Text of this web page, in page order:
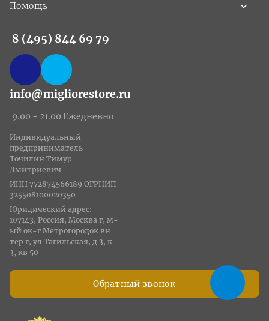
Помощь
8 (495) 844 69 79
info@migliorestore.ru
9.00 - 21.00 Ежедневно
Обратный звонок
Индивидуальный
предприниматель
Точилин Тимур
Дмитриевич
ИНН 772874566189 ОГРНИП
325508100020350
Юридический адрес:
107143, Россия, Москва г, м-
ый ок-г Метрогородок вн
тер г, ул Тагильская, д 3, к
3, кв 50